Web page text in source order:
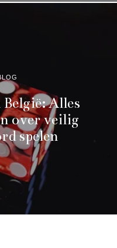
Alles
over veilig
spelen